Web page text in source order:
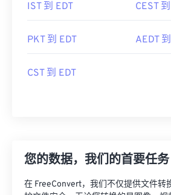
IST 到 EDT CEST
PKT 到 EDT AEDT
CST 到 EDT
您的数据，我们的首要任务
在 FreeConvert，我们不仅提供文件转